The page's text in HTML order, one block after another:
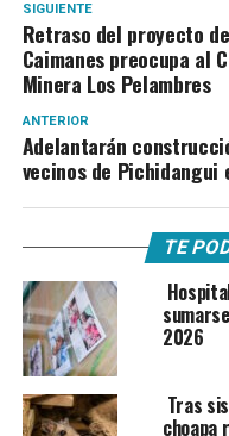
SIGUIENTE
Retraso del proyecto
Caimanes preocupa al
Minera Los Pelambres
ANTERIOR
Adelantarán
vecinos de Pichidangui
TE
2026
Tras
choapa